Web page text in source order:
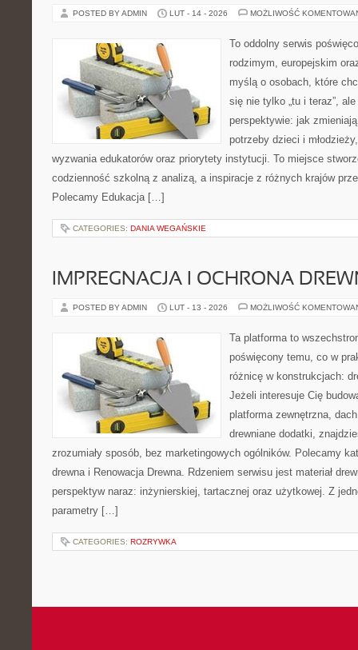
POSTED BY ADMIN LUT - 14 - 2026 MOŻLIWOŚĆ
To oddolny serwis
rodzimym, europejskim
myślą o osobach, które
się nie tylko „tu i teraz”,
perspektywie: jak
potrzeby dzieci i
wyzwania edukatorów oraz priorytety instytucji. To miejsce
codzienność szkolną z analizą, a inspiracje z różnych krajów
Polecamy Edukacja […]
CATEGORIES: DANIA WEGAŃSKIE
IMPREGNACJA I OCHRONA
POSTED BY ADMIN LUT - 13 - 2026 MOŻLIWOŚĆ
Ta platforma to
poświęcony temu, co w
różnicę w konstrukcjach:
Jeżeli interesuje Cię
platforma zewnętrzna,
drewniane dodatki,
zrozumiały sposób, bez marketingowych ogólników. Polecamy
drewna i Renowacja Drewna. Rdzeniem serwisu jest materiał
perspektyw naraz: inżynierskiej, tartacznej oraz użytkowej. Z
parametry […]
CATEGORIES: ROZRYWKA